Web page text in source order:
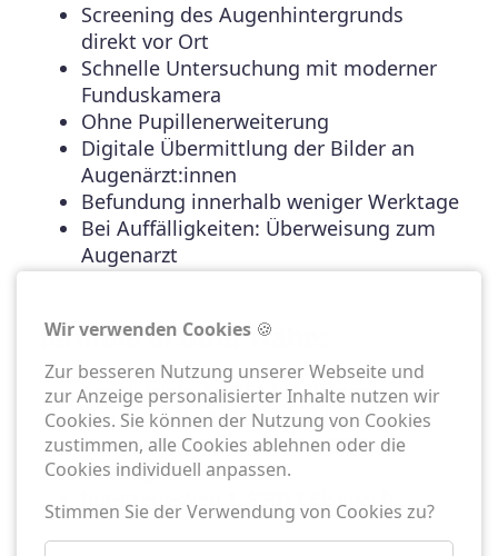
Screening des Augenhintergrunds
direkt vor Ort
Schnelle Untersuchung mit moderner
Funduskamera
Ohne Pupillenerweiterung
Digitale Übermittlung der Bilder an
Augenärzt:innen
Befundung innerhalb weniger Werktage
Bei Auffälligkeiten: Überweisung zum
Augenarzt
Termine in Ihrer Nähe:
Am Hölzlein 4, 98617 Meiningen
Stadelstraße 2, 98529 Suhl
Platz an den Beeten 1, 36433 Bad
Salzungen
Rot-Kreuz-Weg 1, 99817 Eisenach
Wir verwenden Cookies 🍪
Zur besseren Nutzung unserer Webseite und
zur Anzeige personalisierter Inhalte nutzen wir
Cookies. Sie können der Nutzung von Cookies
zustimmen, alle Cookies ablehnen oder die
Cookies individuell anpassen.
Stimmen Sie der Verwendung von Cookies zu?